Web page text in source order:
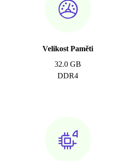
Velikost Paměti
32.0 GB
DDR4